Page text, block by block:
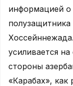
информацией о
усиливается
стороны
«Карабах», как